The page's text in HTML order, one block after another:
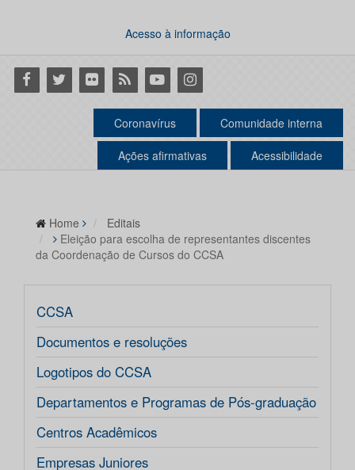
Acesso à informação
Facebook
Twitter Flickr RSS YoutubeInstagram
Coronavírus Comunidade interna
Ações afirmativas Acessibilidade
Home
Editais
Eleição para escolha de representantes discentes
da Coordenação de Cursos do CCSA
CCSA
Documentos e resoluções
Logotipos do CCSA
Departamentos e Programas de Pós-graduação
Centros Acadêmicos
Empresas Juniores